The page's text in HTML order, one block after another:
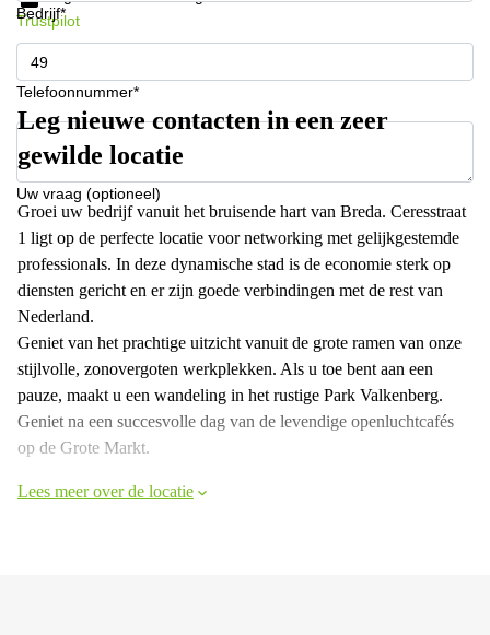
Bedrijf*
Telefoonnummer*
Uw vraag (optioneel)
Trustpilot
Leg nieuwe contacten in een zeer
gewilde locatie
Groei uw bedrijf vanuit het bruisende hart van Breda. Ceresstraat
1 ligt op de perfecte locatie voor networking met gelijkgestemde
professionals. In deze dynamische stad is de economie sterk op
diensten gericht en er zijn goede verbindingen met de rest van
Nederland.
Geniet van het prachtige uitzicht vanuit de grote ramen van onze
stijlvolle, zonovergoten werkplekken. Als u toe bent aan een
pauze, maakt u een wandeling in het rustige Park Valkenberg.
Geniet na een succesvolle dag van de levendige openluchtcafés
op de Grote Markt.
Lees meer over de locatie